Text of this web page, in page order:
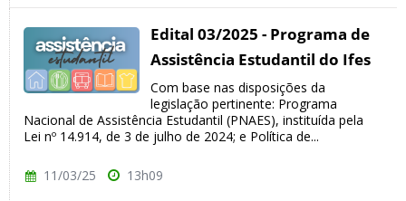
Edital 03/2025 - Programa de
Assistência Estudantil do Ifes
Com base nas disposições da
legislação pertinente: Programa
Nacional de Assistência Estudantil (PNAES), instituída pela
Lei nº 14.914, de 3 de julho de 2024; e Política de...
11/03/25 13h09